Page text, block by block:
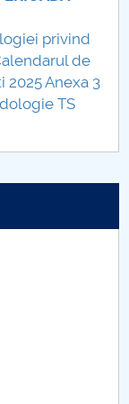
studenți
privind
de
2025Anexa 3
TS
– Centrul